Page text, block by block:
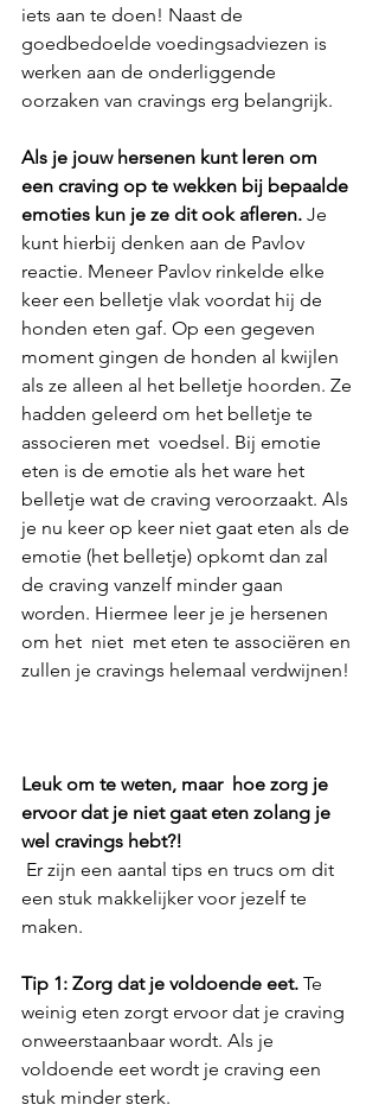
iets aan te doen! Naast de
goedbedoelde voedingsadviezen is
werken aan de onderliggende
oorzaken van cravings erg belangrijk.
Als je jouw hersenen kunt leren om
een craving op te wekken bij bepaalde
emoties kun je ze dit ook afleren. Je
kunt hierbij denken aan de Pavlov
reactie. Meneer Pavlov rinkelde elke
keer een belletje vlak voordat hij de
honden eten gaf. Op een gegeven
moment gingen de honden al kwijlen
als ze alleen al het belletje hoorden. Ze
hadden geleerd om het belletje te
associeren met  voedsel. Bij emotie
eten is de emotie als het ware het
belletje wat de craving veroorzaakt. Als
je nu keer op keer niet gaat eten als de
emotie (het belletje) opkomt dan zal
de craving vanzelf minder gaan
worden. Hiermee leer je je hersenen
om het  niet  met eten te associëren en
zullen je cravings helemaal verdwijnen!
Leuk om te weten, maar  hoe zorg je
ervoor dat je niet gaat eten zolang je
wel cravings hebt?!
een stuk makkelijker voor jezelf te
maken.
Tip 1: Zorg dat je voldoende eet. Te
weinig eten zorgt ervoor dat je craving
onweerstaanbaar wordt. Als je
voldoende eet wordt je craving een
stuk minder sterk.